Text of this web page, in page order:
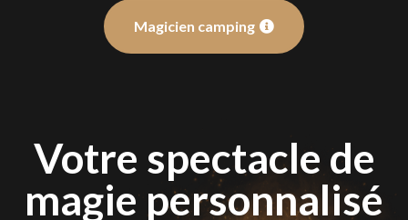
Magicien camping
Votre spectacle de
magie personnalisé